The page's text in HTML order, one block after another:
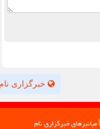
خبرگزاری
میانبرهای خبرگزاری نام